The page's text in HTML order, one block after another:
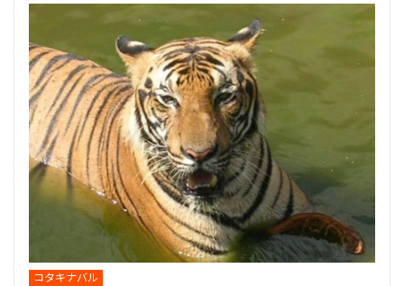
コタキナバル
なプロモーション
送迎
ャーター
サポート